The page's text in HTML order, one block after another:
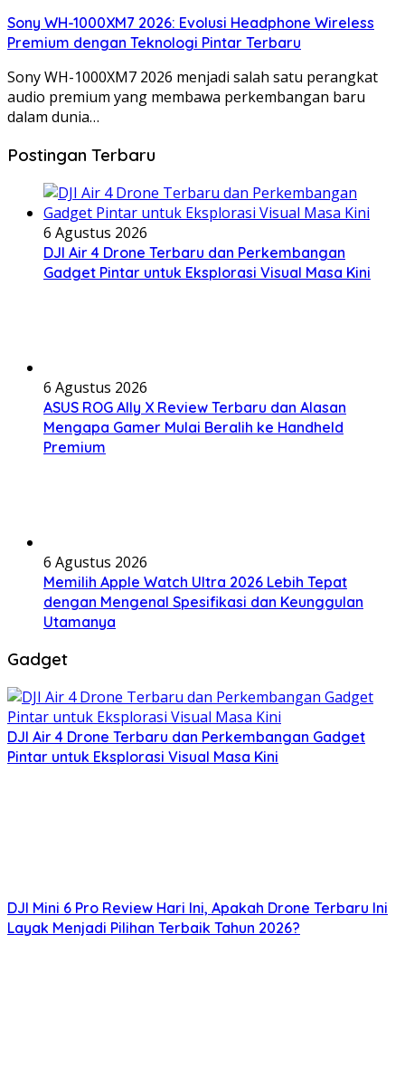
Sony WH-1000XM7 2026: Evolusi Headphone Wireless
Premium dengan Teknologi Pintar Terbaru
Sony WH-1000XM7 2026 menjadi salah satu perangkat
audio premium yang membawa perkembangan baru
dalam dunia…
Postingan Terbaru
6 Agustus 2026
DJI Air 4 Drone Terbaru dan Perkembangan
Gadget Pintar untuk Eksplorasi Visual Masa Kini
6 Agustus 2026
ASUS ROG Ally X Review Terbaru dan Alasan
Mengapa Gamer Mulai Beralih ke Handheld
Premium
6 Agustus 2026
Memilih Apple Watch Ultra 2026 Lebih Tepat
dengan Mengenal Spesifikasi dan Keunggulan
Utamanya
Gadget
DJI Air 4 Drone Terbaru dan Perkembangan Gadget
Pintar untuk Eksplorasi Visual Masa Kini
DJI Mini 6 Pro Review Hari Ini, Apakah Drone Terbaru Ini
Layak Menjadi Pilihan Terbaik Tahun 2026?